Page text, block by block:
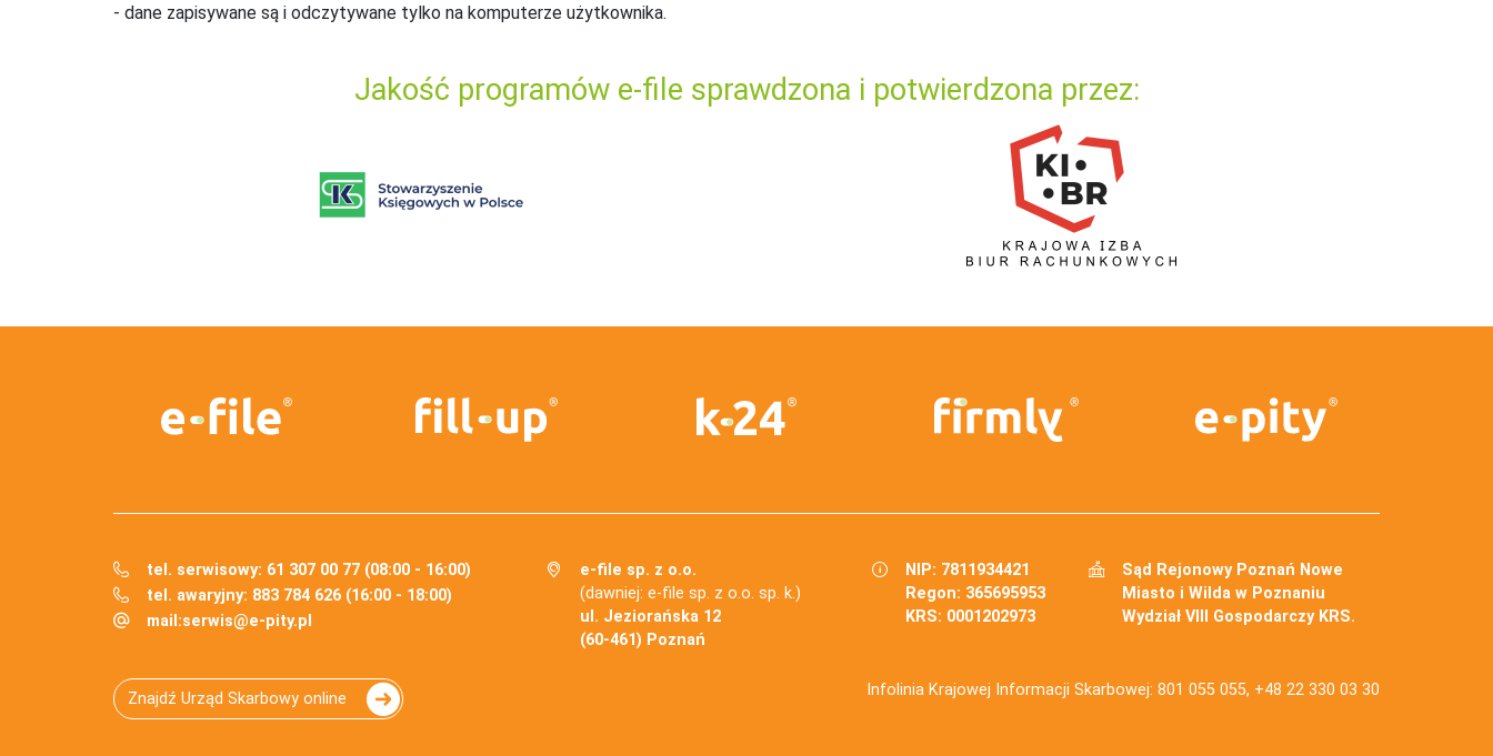
- dane zapisywane są i odczytywane tylko na komputerze użytkownika.
Jakość programów e-file sprawdzona i potwierdzona przez:
tel. serwisowy: 61 307 00 77 (08:00 - 16:00)
tel. awaryjny: 883 784 626 (16:00 - 18:00)
mail:serwis@e-pity.pl
e-file sp. z o.o.
(dawniej: e-file sp. z o.o. sp. k.)
ul. Jeziorańska 12
(60-461) Poznań
NIP: 7811934421
Regon: 365695953
KRS: 0001202973
Sąd Rejonowy Poznań Nowe
Miasto i Wilda w Poznaniu
Wydział VIII Gospodarczy KRS.
Znajdź Urząd Skarbowy online Infolinia Krajowej Informacji Skarbowej: 801 055 055, +48 22 330 03 30